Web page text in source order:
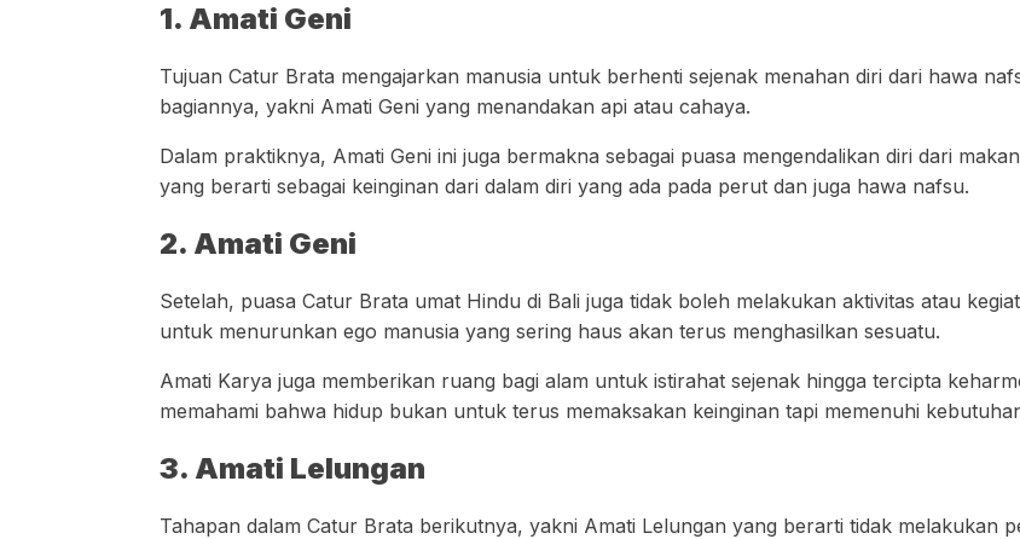
1. Amati Geni
Tujuan Catur Brata mengajarkan manusia untuk berhenti sejenak menahan diri dari hawa
bagiannya, yakni Amati Geni yang menandakan api atau cahaya.
Dalam praktiknya, Amati Geni ini juga bermakna sebagai puasa mengendalikan diri dari
yang berarti sebagai keinginan dari dalam diri yang ada pada perut dan juga hawa nafsu.
2. Amati Geni
Setelah, puasa Catur Brata umat Hindu di Bali juga tidak boleh melakukan aktivitas atau
untuk menurunkan ego manusia yang sering haus akan terus menghasilkan sesuatu.
Amati Karya juga memberikan ruang bagi alam untuk istirahat sejenak hingga tercipta
memahami bahwa hidup bukan untuk terus memaksakan keinginan tapi memenuhi
3. Amati Lelungan
Tahapan dalam Catur Brata berikutnya, yakni Amati Lelungan yang berarti tidak melakukan